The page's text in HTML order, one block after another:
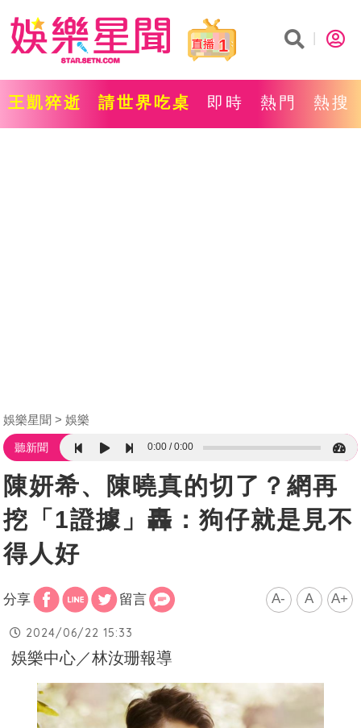
1
王凱猝逝 請世界吃桌 即時 熱門 熱搜
娛樂星聞 娛樂
聽新聞 0:00 0:00
陳妍希、陳曉真的切了？網再
挖「1證據」轟：狗仔就是見不
得人好
分享 留言 A- A A+
2024/06/22 15:33
娛樂中心／林汝珊報導